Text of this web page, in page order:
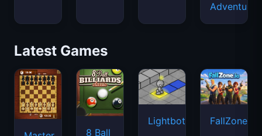
Adventure
Latest Games
8 Ball
Lightbot FallZone.io